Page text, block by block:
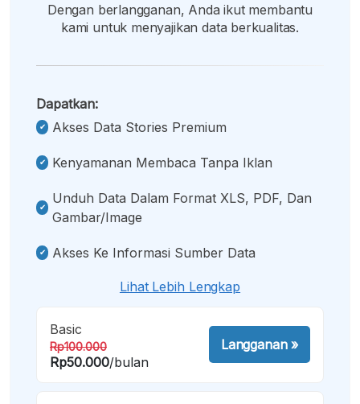
Dengan berlangganan, Anda ikut membantu
kami untuk menyajikan data berkualitas.
Dapatkan:
Akses Data Stories Premium
Kenyamanan Membaca Tanpa Iklan
Unduh Data Dalam Format XLS, PDF, Dan
Gambar/image
Akses Ke Informasi Sumber Data
Lihat Lebih Lengkap
Basic
Rp100.000
Rp50.000/bulan
Langganan»